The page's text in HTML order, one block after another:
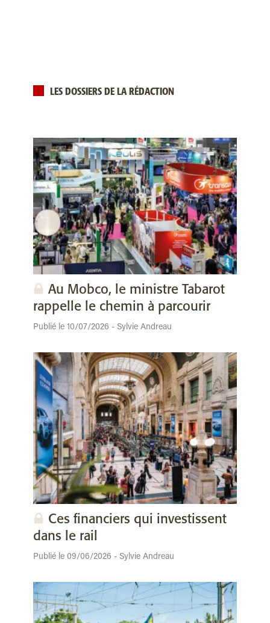
LES DOSSIERS DE LA RÉDACTION
Au Mobco, le ministre Tabarot
rappelle le chemin à parcourir
Publié le 10/07/2026 - Sylvie Andreau
Ces financiers qui investissent
dans le rail
Publié le 09/06/2026 - Sylvie Andreau